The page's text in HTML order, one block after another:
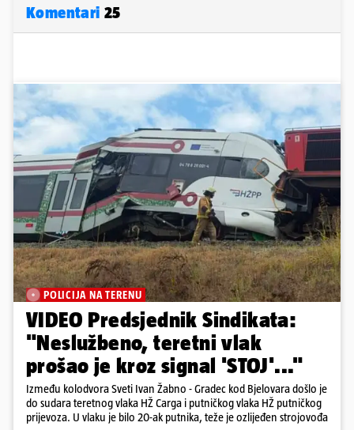
Komentari 25
POLICIJA NA TERENU
VIDEO Predsjednik Sindikata:
"Neslužbeno, teretni vlak
prošao je kroz signal 'STOJ'..."
Između kolodvora Sveti Ivan Žabno - Gradec kod Bjelovara došlo je
do sudara teretnog vlaka HŽ Carga i putničkog vlaka HŽ putničkog
prijevoza. U vlaku je bilo 20-ak putnika, teže je ozlijeđen strojovođa